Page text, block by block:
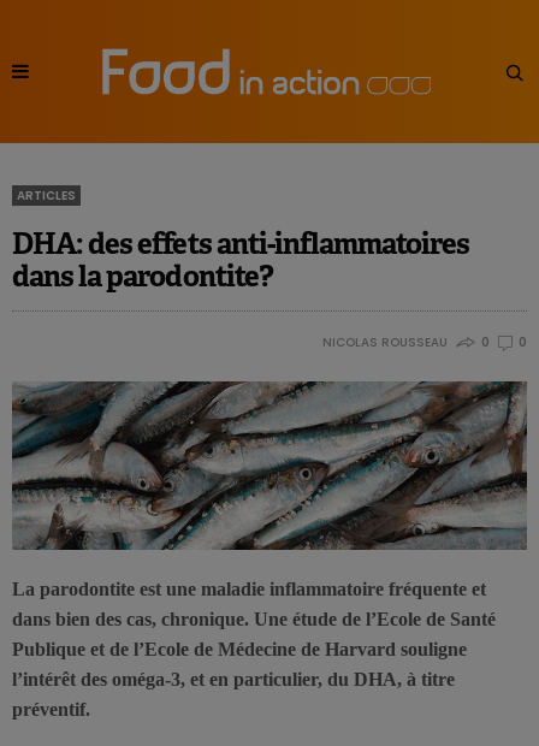
ARTICLES
DHA: des effets anti-inflammatoires
dans la parodontite?
NICOLAS ROUSSEAU 0 0
La parodontite est une maladie inflammatoire fréquente et
dans bien des cas, chronique. Une étude de l’Ecole de Santé
Publique et de l’Ecole de Médecine de Harvard souligne
l’intérêt des oméga-3, et en particulier, du DHA, à titre
préventif.